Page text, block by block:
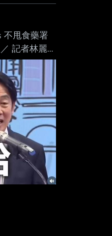
甩食藥署
記者林麗玉
加工品今晚
架。蔣 萬